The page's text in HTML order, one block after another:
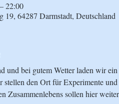
22:00
19, 64287 Darmstadt, Deutschland
und bei gutem Wetter laden wir
stellen den Ort für Experimente
Zusammenlebens sollen hier